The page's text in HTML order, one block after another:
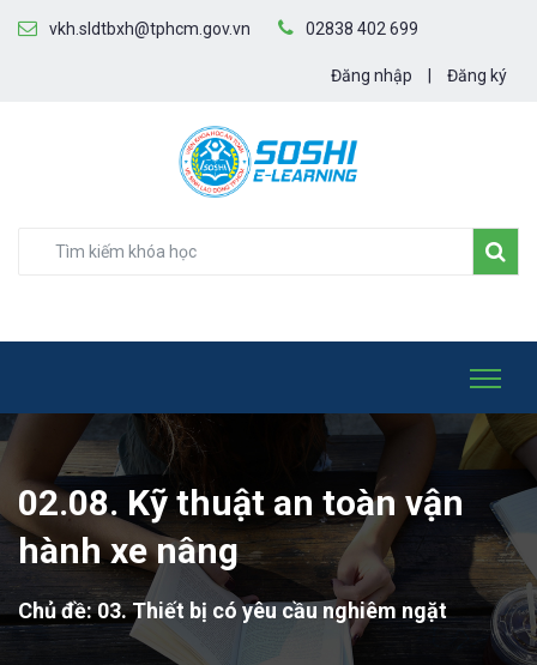
vkh.sldtbxh@tphcm.gov.vn 02838 402 699
Đăng nhập Đăng ký
02.08. Kỹ thuật an toàn vận
hành xe nâng
Chủ đề: 03. Thiết bị có yêu cầu nghiêm ngặt